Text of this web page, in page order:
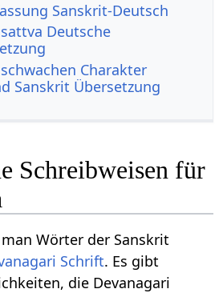
Sanskrit-Deutsch
Deutsche
Charakter
Sanskrit Übersetzung
Schreibweisen für
Wörter der Sanskrit
Schrift. Es gibt
die Devanagari